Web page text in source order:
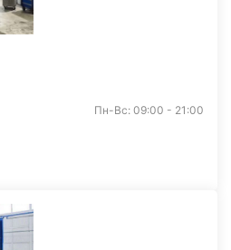
Пн-Вс: 09:00 - 21:00